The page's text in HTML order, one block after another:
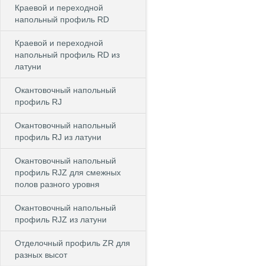
Краевой и переходной
напольный профиль RD
Краевой и переходной
напольный профиль RD из
латуни
Окантовочный напольный
профиль RJ
Окантовочный напольный
профиль RJ из латуни
Окантовочный напольный
профиль RJZ для смежных
полов разного уровня
Окантовочный напольный
профиль RJZ из латуни
Отделочный профиль ZR для
разных высот